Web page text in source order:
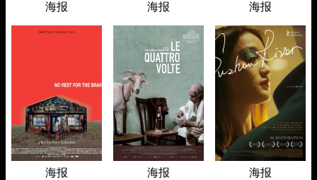
海报 海报 海报
海报 海报 海报